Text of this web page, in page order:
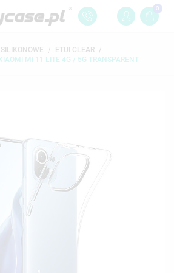
0
ETUI CLEAR
MI 11 LITE 4G / 5G TRANSPARENT